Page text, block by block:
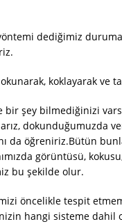
dediğimiz
koklayarak ve
bir şey bilmediğinizi
dokunduğumuzda
da öğreniriz.Bütün
görüntüsü,
bu şekilde olur.
öncelikle tespit
hangi sisteme